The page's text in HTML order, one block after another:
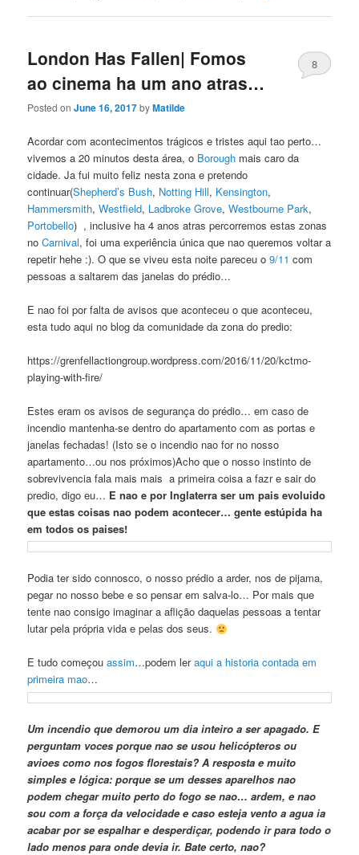
London Has Fallen| Fomos
ao cinema ha um ano atras…
Posted onJune 16, 2017byMatilde
8
Acordar com acontecimentos trágicos e tristes aqui tao perto…
vivemos a 20 minutos desta área, o Borough mais caro da
cidade. Ja fui muito feliz nesta zona e pretendo
continuar(Shepherd’s Bush, Notting Hill, Kensington,
Hammersmith,Westfield, Ladbroke Grove,Westbourne Park,
Portobello) , inclusive ha 4 anos atras percorremos estas zonas
noCarnival, foi uma experiência única que nao queremos voltar a
repetir hehe :). O que se viveu esta noite pareceu o9/11 com
pessoas a saltarem das janelas do prédio…
E nao foi por falta de avisos que aconteceu o que aconteceu,
esta tudo aqui no blog da comunidade da zona do predio:
https://grenfellactiongroup.wordpress.com/2016/11/20/kctmo-
playing-with-fire/
Estes eram os avisos de segurança do prédio… em caso de
incendio mantenha-se dentro do apartamento com as portas e
janelas fechadas! (Isto se o incendio nao for no nosso
apartamento…ou nos próximos)Acho que o nosso instinto de
sobrevivencia fala mais mais a primeira coisa a fazr e sair do
predio, digo eu… E nao e por Inglaterra ser um pais evoluido
que estas coisas nao podem acontecer… gente estúpida ha
em todos os paises!
Podia ter sido connosco, o nosso prédio a arder, nos de pijama,
pegar no nosso bebe e so pensar em salva-lo… Por mais que
tente nao consigo imaginar a aflição daquelas pessoas a tentar
lutar pela própria vida e pelas dos seus.
E tudo começouassim…podem leraqui a historia contada em
primeira mao…
Um incendio que demorou um dia inteiro a ser apagado. E
perguntam voces porque nao se usou helicópteros ou
avioes como nos fogos florestais? A resposta e muito
simples e lógica: porque se um desses aparelhos nao
podem chegar muito perto do fogo se nao… ardem, e nao
sou com a força da velocidade e caso esteja vento a agua ia
acabar por se espalhar e desperdiçar, podendo ir para todo o
lado menos para onde devia ir. Bate certo, nao?